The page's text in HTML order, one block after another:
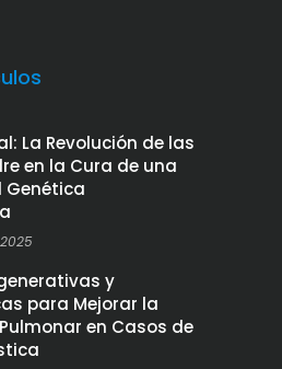
La Revolución de las
en la Cura de una
Genética
y
para Mejorar la
en Casos de